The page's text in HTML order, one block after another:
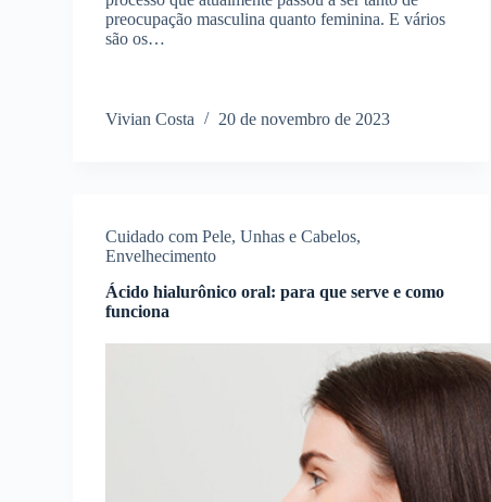
preocupação masculina quanto feminina. E vários
são os…
Vivian Costa 20 de novembro de 2023
Cuidado com Pele, Unhas e Cabelos,
Envelhecimento
Ácido hialurônico oral: para que serve e como
funciona